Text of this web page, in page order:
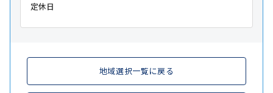
定休日
地域選択一覧に戻る